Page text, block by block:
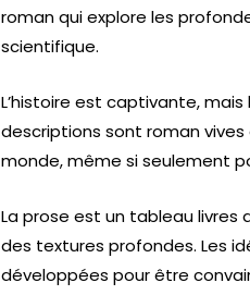
roman qui explore les
scientifique.
L’histoire est captivante,
descriptions sont roman
monde, même si seulement
La prose est un tableau livres
des textures profondes. Les
développées pour être